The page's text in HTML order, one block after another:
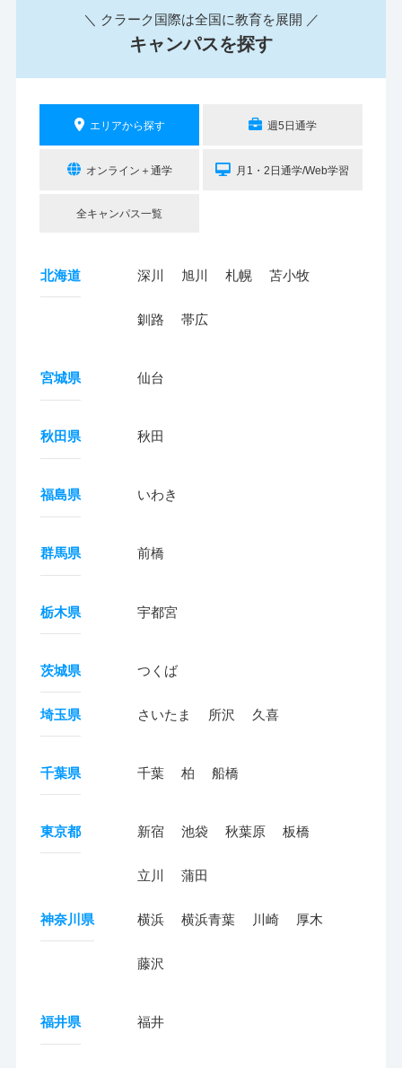
＼ クラーク国際は全国に教育を展開 ／
キャンパスを探す
エリアから探す 週5日通学
オンライン＋通学 月1・2日通学/Web学習
全キャンパス一覧
北海道 深川 旭川 札幌 苫小牧
釧路 帯広
宮城県 仙台
秋田県 秋田
福島県 いわき
群馬県 前橋
栃木県 宇都宮
茨城県 つくば
埼玉県 さいたま 所沢 久喜
千葉県 千葉 柏 船橋
東京都 新宿 池袋 秋葉原 板橋
立川 蒲田
神奈川県 横浜 横浜青葉 川崎 厚木
藤沢
福井県 福井